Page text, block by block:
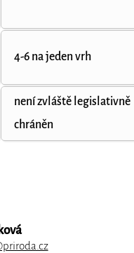
4-6 na jeden vrh
není zvláště legislativně
chráněn